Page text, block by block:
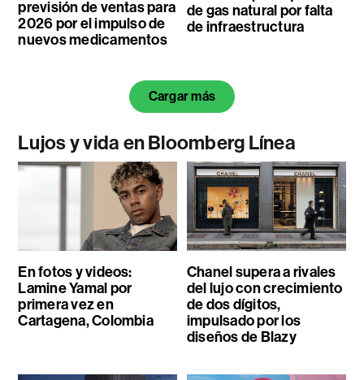
previsión de ventas para
2026 por el impulso de
nuevos medicamentos
de gas natural por falta
de infraestructura
Cargar más
Lujos y vida en Bloomberg Línea
En fotos y videos:
Lamine Yamal por
primera vez en
Cartagena, Colombia
Chanel supera a rivales
del lujo con crecimiento
de dos dígitos,
impulsado por los
diseños de Blazy